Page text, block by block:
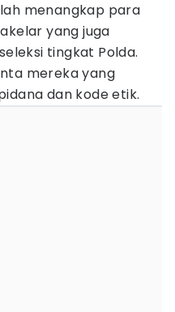
menangkap para
yang juga
tingkat Polda.
mereka yang
dan kode etik.